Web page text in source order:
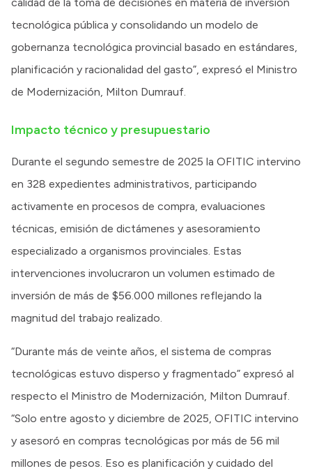
calidad de la toma de decisiones en materia de inversión
tecnológica pública y consolidando un modelo de
gobernanza tecnológica provincial basado en estándares,
planificación y racionalidad del gasto”, expresó el Ministro
de Modernización, Milton Dumrauf.
Impacto técnico y presupuestario
Durante el segundo semestre de 2025 la OFITIC intervino
en 328 expedientes administrativos, participando
activamente en procesos de compra, evaluaciones
técnicas, emisión de dictámenes y asesoramiento
especializado a organismos provinciales. Estas
intervenciones involucraron un volumen estimado de
inversión de más de $56.000 millones reflejando la
magnitud del trabajo realizado.
“Durante más de veinte años, el sistema de compras
tecnológicas estuvo disperso y fragmentado” expresó al
respecto el Ministro de Modernización, Milton Dumrauf.
“Solo entre agosto y diciembre de 2025, OFITIC intervino
y asesoró en compras tecnológicas por más de 56 mil
millones de pesos. Eso es planificación y cuidado del